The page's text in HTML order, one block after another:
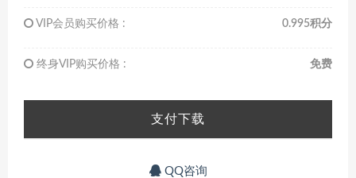
VIP会员购买价格 : 0.995积分
终身VIP购买价格 : 免费
支付下载
QQ咨询